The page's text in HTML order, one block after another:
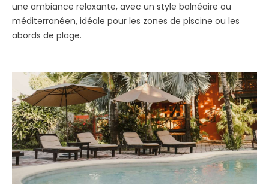
une ambiance relaxante, avec un style balnéaire ou
méditerranéen, idéale pour les zones de piscine ou les
abords de plage.